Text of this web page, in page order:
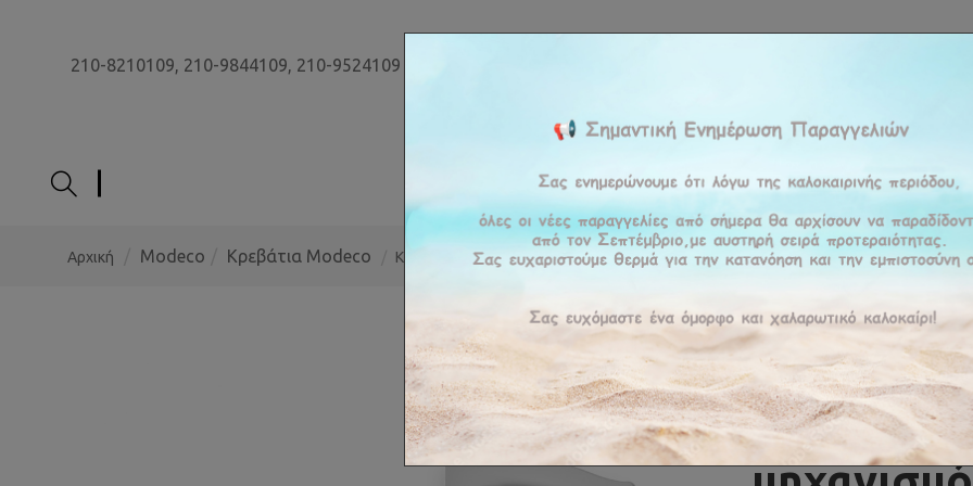
210-8210109, 210-9844109, 210-9524109
ΕΤΑΙΡΕΊΑ ΠΡΟΪΟΝΤΑ ΠΡΟΣΦΟΡΕΣΥΠΗΡΕΣΊΕΣBLOG
Αρχική Modeco Κρεβάτια Modeco Κρεβάτι Παιδικό Smart Για Στρώμα 90x190cm/200x110cm Με Μηχανισμό
Κρεβάτι
στρώμα